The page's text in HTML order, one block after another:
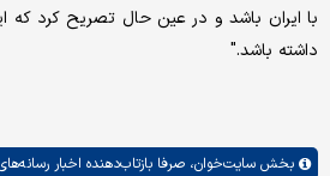
با ایران باشد و در عین حال تصریح کرد که
داشته باشد."
بخش سایت‌خوان، صرفا بازتاب‌دهنده اخبار